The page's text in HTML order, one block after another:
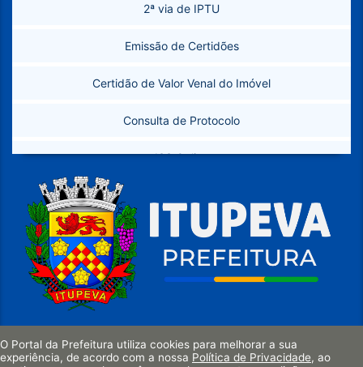
Sanitário (PMAE)
Secretarias
Legislação
2ª via de IPTU
Emissão de Certidões
Certidão de Valor Venal do Imóvel
Consulta de Protocolo
ISS Online
Instalação de Empresas
Licitações
Requerimentos
SIC
Município de Itupeva
O Portal da Prefeitura utiliza cookies para melhorar a sua
experiência, de acordo com a nossa Política de Privacidade, ao